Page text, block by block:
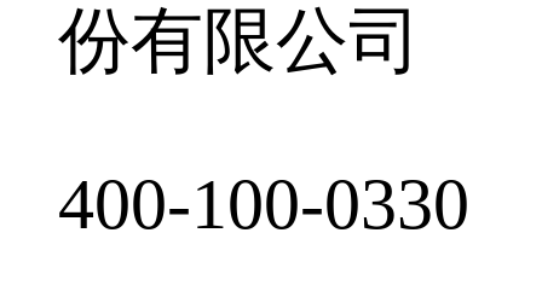
份有限公司
400-100-0330